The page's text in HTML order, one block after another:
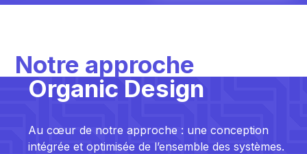
Notre approche
Organic Design
Au cœur de notre approche : une conception
intégrée et optimisée de l’ensemble des systèmes.